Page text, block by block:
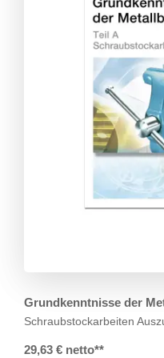
Grundkenntnisse der
Schraubstockarbeiten
29,63 € netto**